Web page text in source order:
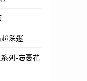
深邃
列-忘憂花